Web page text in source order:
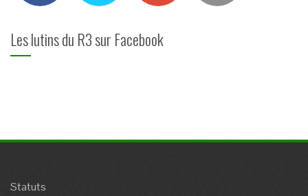
Les lutins du R3 sur Facebook
Statuts